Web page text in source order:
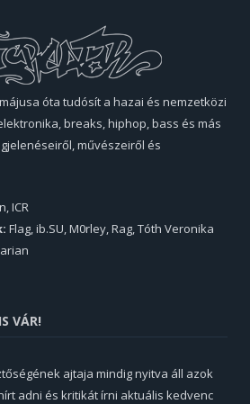
óta tudósít a hazai és nemzetközi
breaks, hiphop, bass és más
művészeiről és
ICR
Flag, ib.SU, M0rley, Rag, Tóth Veronika
VÁR!
ajtaja mindig nyitva áll azok
adni és kritikát írni aktuális kedvenc